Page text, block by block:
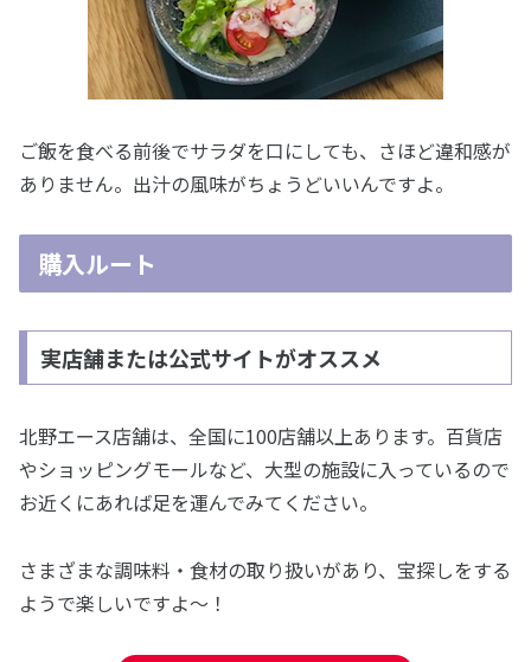
ご飯を食べる前後でサラダを口にしても、さほど違和感が
ありません。出汁の風味がちょうどいいんですよ。
購入ルート
実店舗または公式サイトがオススメ
北野エース店舗は、全国に100店舗以上あります。百貨店
やショッピングモールなど、大型の施設に入っているので
お近くにあれば足を運んでみてください。
さまざまな調味料・食材の取り扱いがあり、宝探しをする
ようで楽しいですよ〜！